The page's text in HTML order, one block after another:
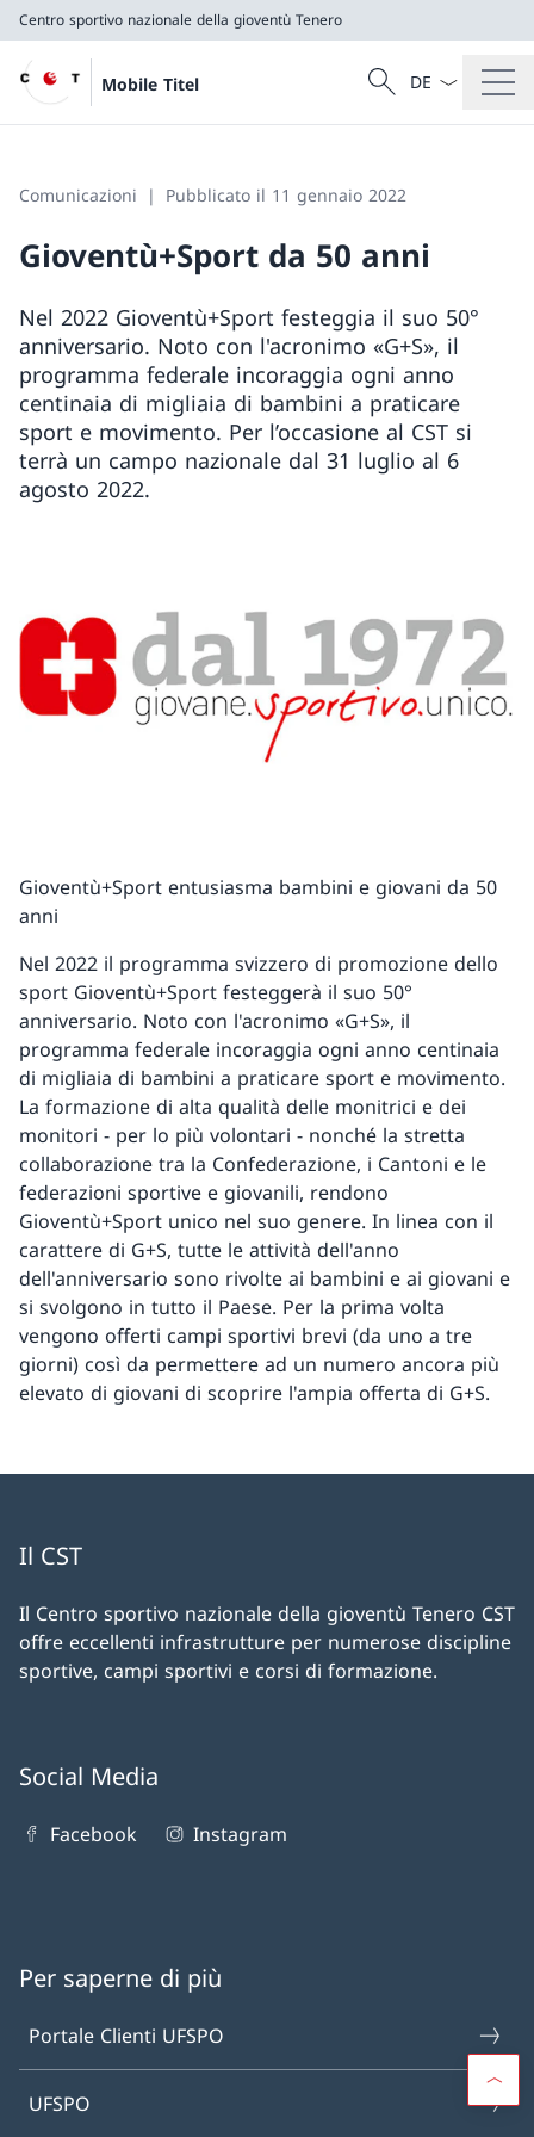
Centro sportivo nazionale della gioventù Tenero
Mobile Titel
Cercare
Ricerca
Dal menu a
Comunicazioni Pubblicato il 11 gennaio 2022
Gioventù+Sport da 50 anni
Nel 2022 Gioventù+Sport festeggia il suo 50°
anniversario. Noto con l'acronimo «G+S», il
programma federale incoraggia ogni anno
centinaia di migliaia di bambini a praticare
sport e movimento. Per l’occasione al CST si
terrà un campo nazionale dal 31 luglio al 6
agosto 2022.
Gioventù+Sport entusiasma bambini e giovani da 50
anni
Nel 2022 il programma svizzero di promozione dello
sport Gioventù+Sport festeggerà il suo 50°
anniversario. Noto con l'acronimo «G+S», il
programma federale incoraggia ogni anno centinaia
di migliaia di bambini a praticare sport e movimento.
La formazione di alta qualità delle monitrici e dei
monitori − per lo più volontari − nonché la stretta
collaborazione tra la Confederazione, i Cantoni e le
federazioni sportive e giovanili, rendono
Gioventù+Sport unico nel suo genere. In linea con il
carattere di G+S, tutte le attività dell'anno
dell'anniversario sono rivolte ai bambini e ai giovani e
si svolgono in tutto il Paese. Per la prima volta
vengono offerti campi sportivi brevi (da uno a tre
giorni) così da permettere ad un numero ancora più
elevato di giovani di scoprire l'ampia offerta di G+S.
Il CST
Il Centro sportivo nazionale della gioventù Tenero CST
offre eccellenti infrastrutture per numerose discipline
sportive, campi sportivi e corsi di formazione.
Social Media
Facebook Instagram
Per saperne di più
Portale Clienti UFSPO
UFSPO